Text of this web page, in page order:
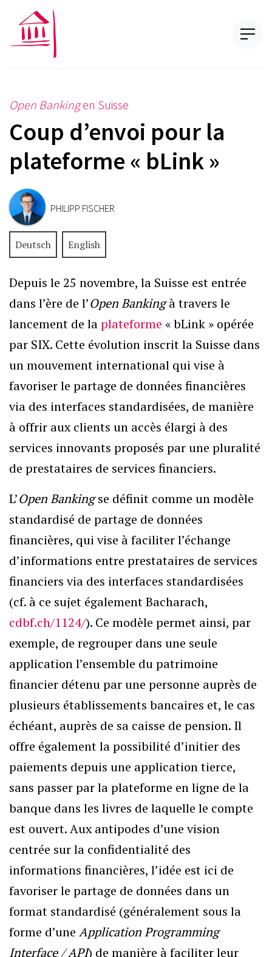
Open Bankingen Suisse
Coup d’envoi pour la
plateforme « bLink »
PHILIPP FISCHER
Deutsch English
Depuis le 25 novembre, la Suisse est entrée
dans l’ère de l’Open Bankingà travers le
lancement de laplateforme « bLink » opérée
par SIX. Cette évolution inscrit la Suisse dans
un mouvement international qui vise à
favoriser le partage de données financières
via des interfaces standardisées, de manière
à offrir aux clients un accès élargi à des
services innovants proposés par une pluralité
de prestataires de services financiers.
L’Open Bankingse définit comme un modèle
standardisé de partage de données
financières, qui vise à faciliter l’échange
d’informations entre prestataires de services
financiers via des interfaces standardisées
(cf. à ce sujet également Bacharach,
cdbf.ch/1124/). Ce modèle permet ainsi, par
exemple, de regrouper dans une seule
application l’ensemble du patrimoine
financier détenu par une personne auprès de
plusieurs établissements bancaires et, le cas
échéant, auprès de sa caisse de pension. Il
offre également la possibilité d’initier des
paiements depuis une application tierce,
sans passer par la plateforme en ligne de la
banque dans les livres de laquelle le compte
est ouvert. Aux antipodes d’une vision
centrée sur la confidentialité des
informations financières, l’idée est ici de
favoriser le partage de données dans un
format standardisé (généralement sous la
forme d’une Application Programming
Interface / API) de manière à faciliter leur